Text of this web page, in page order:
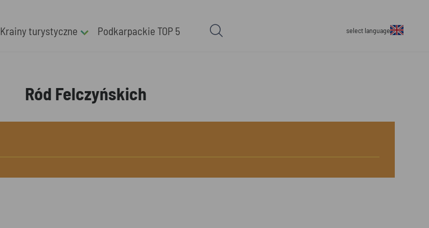
Krainy turystyczne Podkarpackie TOP 5 select language
Ród Felczyńskich